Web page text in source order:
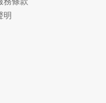
明